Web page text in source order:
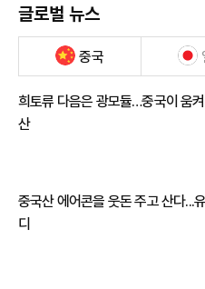
글로벌 뉴스
중국
희토류 다음은 광모듈…중국이 움
산
중국산 에어콘을 웃돈 주고 산다...
디